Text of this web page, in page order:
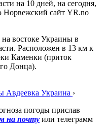
на 10 дней, на сегодня,
Норвежский сайт YR.no
востоке Украины в
Расположен в 13 км к
Каменки (приток
Донца).
Авдеевка Украина ›
погоды прислав
на почту или телеграмм